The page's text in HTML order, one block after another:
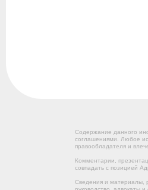
Содержание данного
соглашениями. Любое
правообладателя и
Комментарии,
совпадать с позицией
Сведения и материалы,